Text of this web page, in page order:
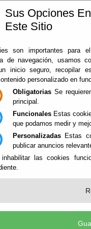
Sus Opciones
Este Sitio
son importantes para
de navegación, usamos
inicio seguro, recopilar
personalizado en
Obligatorias Se
principal.
Funcionales Estas
que podamos medir y
Personalizadas Estas
publicar anuncios
las cookies
360
-